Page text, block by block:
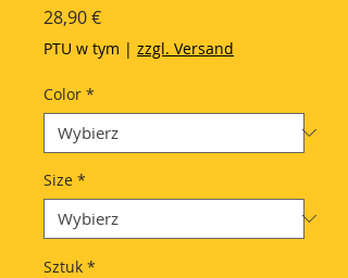
28,90 €Cena
PTU w tym | zzgl. Versand
Color *
Size *
Sztuk *